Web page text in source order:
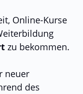
Online-Kurse
zu bekommen.
neuer
des